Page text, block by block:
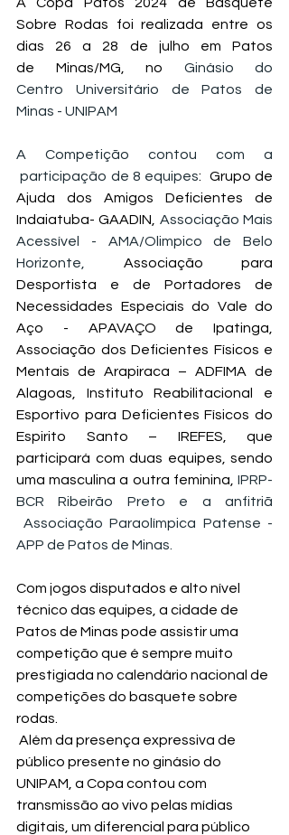
Sobre Rodas foi realizada entre os
dias 26 a 28 de julho em Patos
de Minas/MG, no Ginásio do
Centro Universitário de Patos de
Minas - UNIPAM
A Competição contou com a
participação de 8 equipes:  Grupo de
Ajuda dos Amigos Deficientes de
Indaiatuba- GAADIN,
Associação Mais
Acessível - AMA/Olimpico de Belo
Horizonte, Associação para
Desportista e de Portadores de
Necessidades Especiais do Vale do
Aço - APAVAÇO de Ipatinga,
Associação dos Deficientes Físicos e
Mentais de Arapiraca – ADFIMA de
Alagoas, Instituto Reabilitacional e
Esportivo para Deficientes Físicos do
Espirito Santo – IREFES, que
participará com duas equipes, sendo
uma masculina a outra feminina, IPRP-
BCR Ribeirão Preto e a anfitriã
Associação Paraolímpica Patense -
APP de Patos de Minas.
Com jogos disputados e alto nível
técnico das equipes, a cidade de
Patos de Minas pode assistir uma
competição que é sempre muito
prestigiada no calendário nacional de
competições do basquete sobre
rodas.
Além da presença expressiva de
público presente no ginásio do
UNIPAM, a Copa contou com
transmissão ao vivo pelas mídias
digitais, um diferencial para público